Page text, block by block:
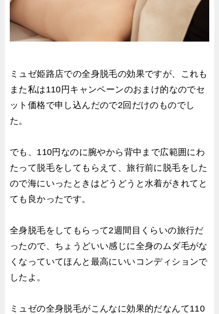
ミュゼ姫路店での全身脱毛の効果ですが、これも
また私は110円キャンペーンのおまけ的なのでセ
ット価格で申し込んだので2回だけのものでし
た。
でも、110円なのに腕やから背中まで広範囲にわ
たって脱毛をしてもらえて、旅行前に脱毛をした
ので海にいったときはどうどうと水着がきれてと
ても良かったです。
全身脱毛をしてもらって2週間目くらいの旅行だ
ったので、ちょうどいい感じに全身のムダ毛がな
くなっていてほんと最高にいいコンディションで
したよ。
ミュゼの全身脱毛がこんなに効果的だなんて110